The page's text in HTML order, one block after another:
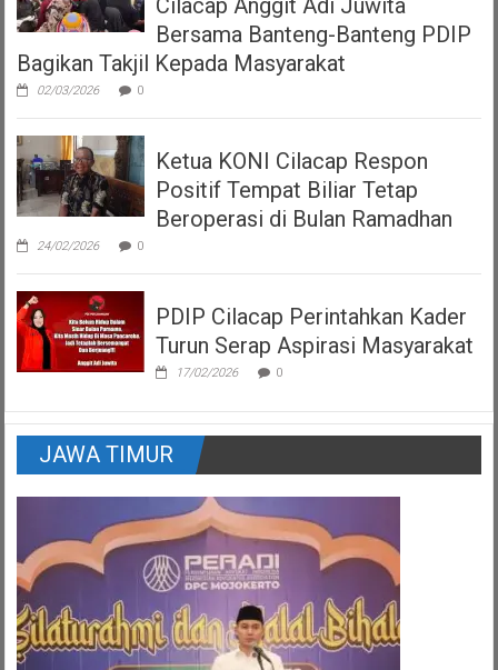
Cilacap Anggit Adi Juwita
Bersama Banteng-Banteng PDIP
Bagikan Takjil Kepada Masyarakat
02/03/2026 0
Ketua KONI Cilacap Respon
Positif Tempat Biliar Tetap
Beroperasi di Bulan Ramadhan
24/02/2026 0
PDIP Cilacap Perintahkan Kader
Turun Serap Aspirasi Masyarakat
17/02/2026 0
JAWA TIMUR